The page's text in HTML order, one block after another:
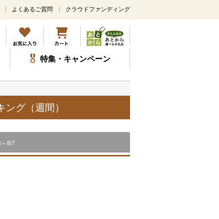
メ
ン
コ
ン
テ
ツ
ッ
プ
よくあるご質問 クラウドファンディング
特集・キャンペーン
グ（週間）
8/7